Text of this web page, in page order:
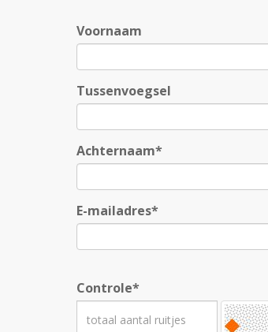
Voornaam
Tussenvoegsel
Achternaam*
E-mailadres*
Controle*